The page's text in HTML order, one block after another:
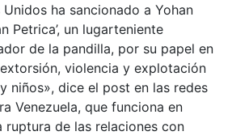
ha sancionado a Yohan
Petrica’, un lugarteniente
de la pandilla, por su papel en
violencia y explotación
niños», dice el post en las redes
Venezuela, que funciona en
ruptura de las relaciones con